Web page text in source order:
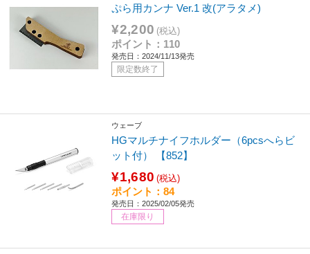
ぷら用カンナ Ver.1 改(アラタメ)
¥2,200 (税込)
ポイント：110
発売日：2024/11/13発売
限定数終了
ウェーブ
HGマルチナイフホルダー（6pcsへらビ
ット付） 【852】
¥1,680 (税込)
ポイント：84
発売日：2025/02/05発売
在庫限り